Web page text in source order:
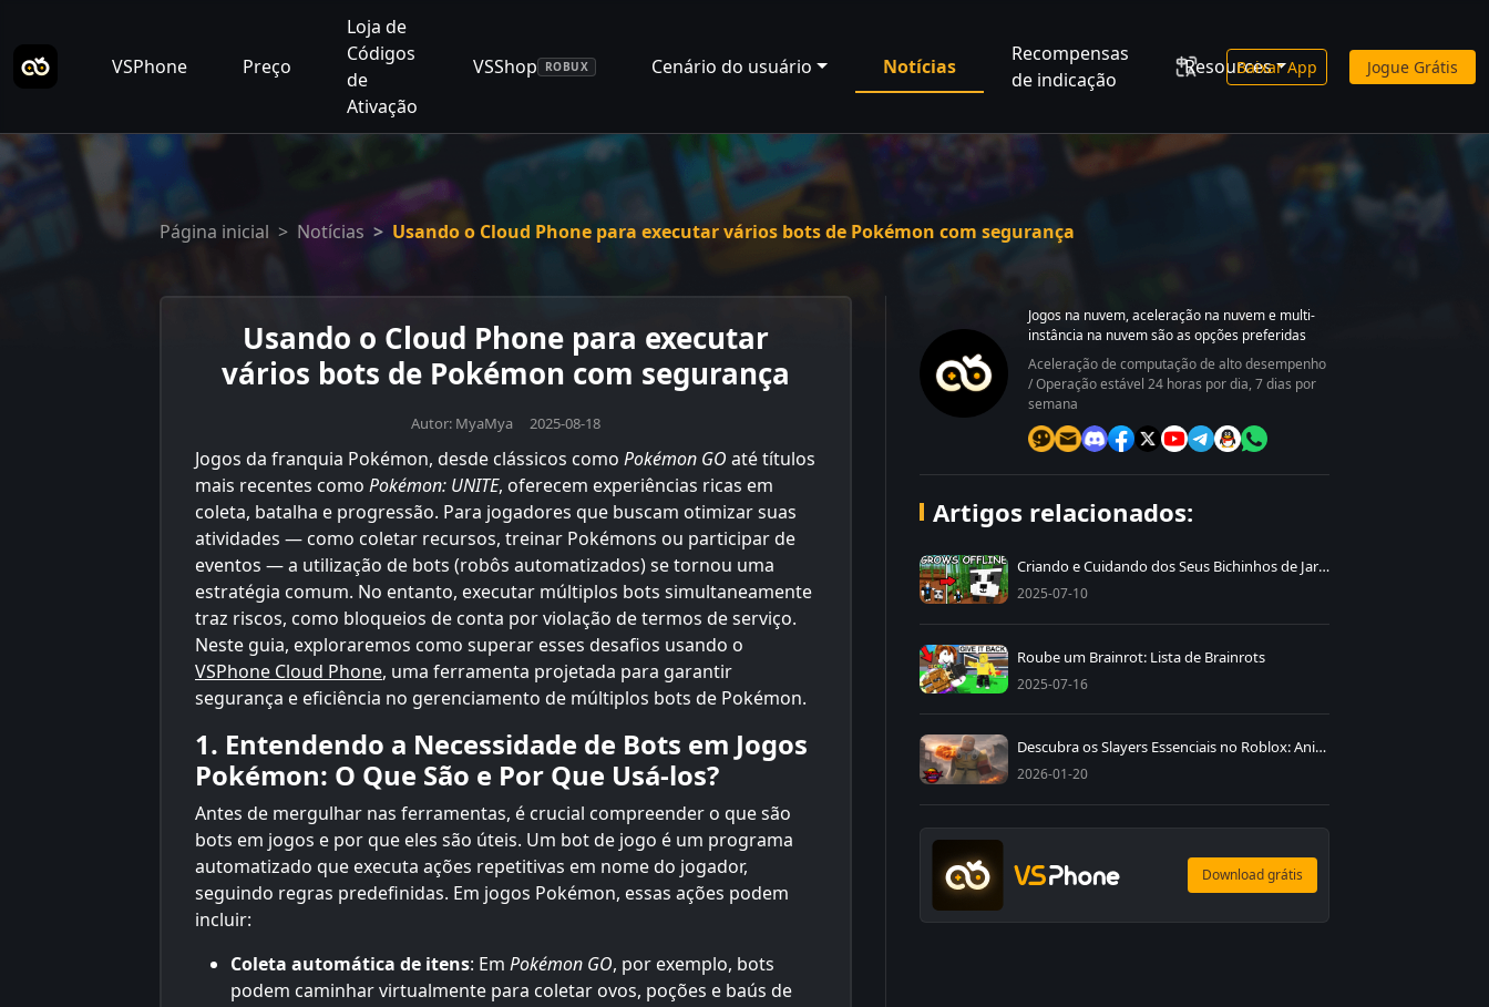
VSPhone Preço
Loja de
Códigos
de
Ativação
VSShop ROBUX Cenário do usuário Notícias
Recompensas
de indicação
ResourcesBaixar App Jogue Grátis
Página inicial Notícias Usando o Cloud Phone para executar vários bots de Pokémon com segurança
Usando o Cloud Phone para executar
vários bots de Pokémon com segurança
Autor: MyaMya 2025-08-18
Jogos da franquia Pokémon, desde clássicos como Pokémon GO até títulos
mais recentes como Pokémon: UNITE, oferecem experiências ricas em
coleta, batalha e progressão. Para jogadores que buscam otimizar suas
atividades — como coletar recursos, treinar Pokémons ou participar de
eventos — a utilização de bots (robôs automatizados) se tornou uma
estratégia comum. No entanto, executar múltiplos bots simultaneamente
traz riscos, como bloqueios de conta por violação de termos de serviço.
Neste guia, exploraremos como superar esses desafios usando o
VSPhone Cloud Phone, uma ferramenta projetada para garantir
segurança e eficiência no gerenciamento de múltiplos bots de Pokémon.
1. Entendendo a Necessidade de Bots em Jogos
Pokémon: O Que São e Por Que Usá-los?
Antes de mergulhar nas ferramentas, é crucial compreender o que são
bots em jogos e por que eles são úteis. Um bot de jogo é um programa
automatizado que executa ações repetitivas em nome do jogador,
seguindo regras predefinidas. Em jogos Pokémon, essas ações podem
incluir:
Coleta automática de itens: Em Pokémon GO, por exemplo, bots
podem caminhar virtualmente para coletar ovos, poções e baús de
Jogos na nuvem, aceleração na nuvem e multi-
instância na nuvem são as opções preferidas
Aceleração de computação de alto desempenho
/ Operação estável 24 horas por dia, 7 dias por
semana
Artigos relacionados:
Criando e Cuidando dos Seus Bichinhos de Jardim: Estratégias para Cultivar um Jardim
2025-07-10
Roube um Brainrot: Lista de Brainrots
2025-07-16
Descubra os Slayers Essenciais no Roblox: Anime Fighting Simulator Endless
2026-01-20
Download grátis